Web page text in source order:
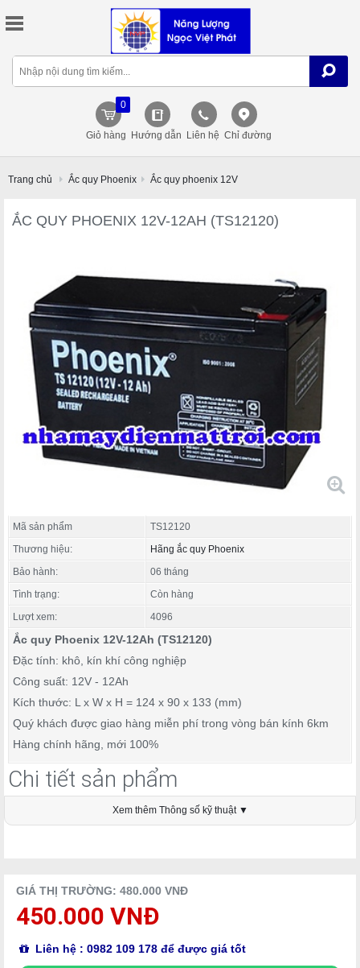
Giỏ hàng
0
Hướng dẫn Liên hệ Chỉ đường
Trang chủ Ắc quy Phoenix Ắc quy phoenix 12V
ẮC QUY PHOENIX 12V-12AH (TS12120)
Mã sản phẩm
TS12120
Thương hiệu:
Hãng ắc quy Phoenix
Bảo hành:
06 tháng
Tình trạng:
Còn hàng
Lượt xem:
4096
Ắc quy Phoenix 12V-12Ah (TS12120)
Đặc tính: khô, kín khí công nghiệp
Công suất: 12V - 12Ah
Kích thước: L x W x H = 124 x 90 x 133 (mm)
Quý khách được giao hàng miễn phí trong vòng bán kính 6km
Hàng chính hãng, mới 100%
Chi tiết sản phẩm
Xem thêm Thông số kỹ thuật ▼
GIÁ THỊ TRƯỜNG: 480.000 VNĐ
450.000 VNĐ
Liên hệ : 0982 109 178 để được giá tốt